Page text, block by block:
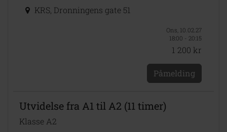
KRS, Dronningens gate 51
Ons, 10.02.27
18:00 - 20:15
1 200 kr
Påmelding
Utvidelse fra A1 til A2 (11 timer)
Klasse A2